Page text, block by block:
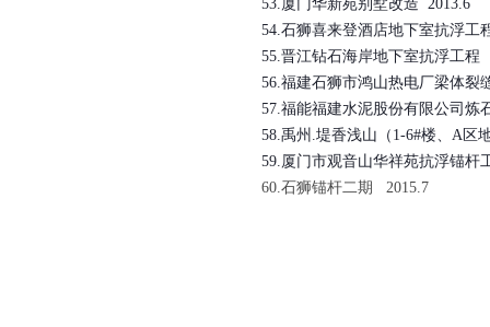
53.厦门华新苑别墅改造 2013.6
54.石狮喜来登酒店地下室抗浮工
55.晋江钻石海岸地下室抗浮工
56.福建石狮市鸿山热电厂梁体裂
57.福能福建水泥股份有限公司
58.禹州.堤香浅山（1-6#楼、A区
59.厦门市观音山华祥苑抗浮锚杆
60.石狮锚杆二期 2015.7